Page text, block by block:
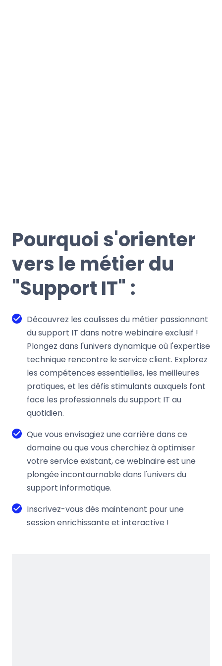
Pourquoi s'orienter
vers le métier du
"Support IT" :
Découvrez les coulisses du métier passionnant
du support IT dans notre webinaire exclusif !
Plongez dans l'univers dynamique où l'expertise
technique rencontre le service client. Explorez
les compétences essentielles, les meilleures
pratiques, et les défis stimulants auxquels font
face les professionnels du support IT au
quotidien.
Que vous envisagiez une carrière dans ce
domaine ou que vous cherchiez à optimiser
votre service existant, ce webinaire est une
plongée incontournable dans l'univers du
support informatique.
Inscrivez-vous dès maintenant pour une
session enrichissante et interactive !